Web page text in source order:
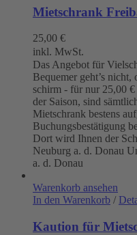
Mietschrank
25,00 €
inkl. MwSt.
Das Angebot für
Bequemer geht’s
schirm - für nur 25,00
der Saison, sind
Mietschrank bestens
Buchungsbestätigung
Dort wird Ihnen der
Neuburg a. d. Donau
a. d. Donau
Warenkorb ansehen
In den Warenkorb /
Kaution für